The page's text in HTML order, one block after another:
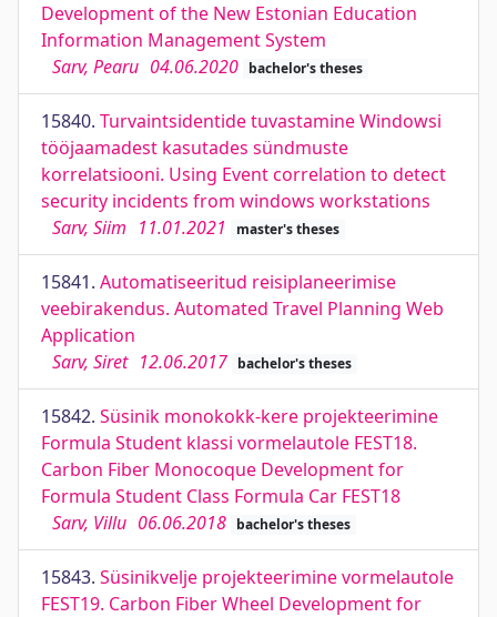
Development of the New Estonian Education
Information Management System
Sarv, Pearu 04.06.2020 bachelor's theses
15840. Turvaintsidentide tuvastamine Windowsi
tööjaamadest kasutades sündmuste
korrelatsiooni. Using Event correlation to detect
security incidents from windows workstations
Sarv, Siim 11.01.2021 master's theses
15841. Automatiseeritud reisiplaneerimise
veebirakendus. Automated Travel Planning Web
Application
Sarv, Siret 12.06.2017 bachelor's theses
15842. Süsinik monokokk-kere projekteerimine
Formula Student klassi vormelautole FEST18.
Carbon Fiber Monocoque Development for
Formula Student Class Formula Car FEST18
Sarv, Villu 06.06.2018 bachelor's theses
15843. Süsinikvelje projekteerimine vormelautole
FEST19. Carbon Fiber Wheel Development for